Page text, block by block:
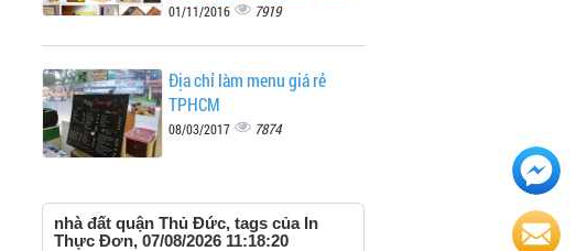
01/11/2016 7919
Địa chỉ làm menu giá rẻ
TPHCM
08/03/2017 7874
nhà đất quận Thủ Đức, tags của In
Thực Đơn, 07/08/2026 11:18:20